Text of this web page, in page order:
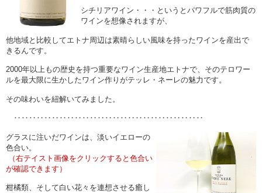
シチリアワイン・・・というとパワフルで筋肉質の
ワインを想像されますが、
他地域と比較してエトナ周辺は素晴らしい風味を持ったワインを産出で
きるんです。
2000年以上もの歴史を持つ重要なワイン生産地エトナで、そのテロワー
ルを最大限に生かしたワイン作りがテッレ・ネーレの魅力です。
その味わいを紐解いてみました。
‥‥‥‥‥‥‥‥‥‥‥‥‥‥‥‥‥‥‥‥‥‥‥‥‥
グラスに注いだワインは、淡いイエローの
色合い。
（右テイスト画像をクリックすると色合い
が確認できます）
柑橘類、そして白い花々を連想させる癒し